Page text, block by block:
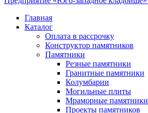
Главная
Каталог
Оплата в рассрочку
Конструктор памятников
Памятники
Резные памятники
Гранитные памятники
Колумбарии
Могильные плиты
Мраморные памятники
Проекты памятников